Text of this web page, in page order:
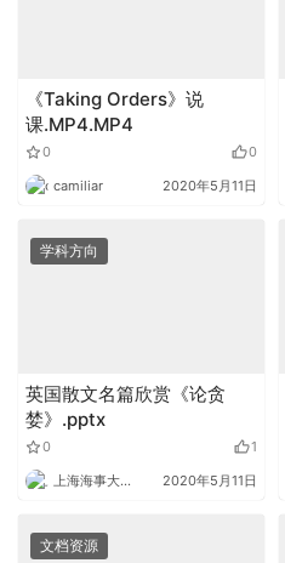
《Taking Orders》说
课.MP4.MP4
0 0
camiliar 2020年5月11日
学科方向
英国散文名篇欣赏《论贪
婪》.pptx
0 1
上海海事大学外语 2020年5月11日
文档资源